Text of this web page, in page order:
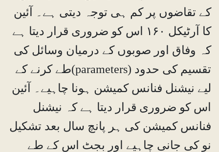
کے تقاضوں پر کم ہی توجہ دیتی ہے۔ آئین
کا آرٹیکل ۱۶۰ اس کو ضروری قرار دیتا ہے
کہ وفاق اور صوبوں کے درمیان وسائل کی
تقسیم کی حدود (parameters)طے کرنے کے
لیے نیشنل فنانس کمیشن ہونا چاہیے۔ آئین
اس کو ضروری قرار دیتا ہے کہ نیشنل
فنانس کمیشن کی ہر پانچ سال بعد تشکیل
نو کی جانی چاہیے اور بجٹ اس کے طے